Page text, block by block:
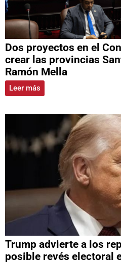
Dos proyectos en el
crear las provincias
Ramón Mella
Leer más
Trump advierte a los
posible revés electoral